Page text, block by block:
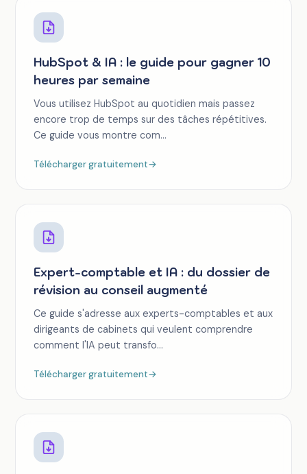
HubSpot & IA : le guide pour gagner 10
heures par semaine
Vous utilisez HubSpot au quotidien mais passez
encore trop de temps sur des tâches répétitives.
Ce guide vous montre com...
Télécharger gratuitement→
Expert-comptable et IA : du dossier de
révision au conseil augmenté
Ce guide s'adresse aux experts-comptables et aux
dirigeants de cabinets qui veulent comprendre
comment l'IA peut transfo...
Télécharger gratuitement→